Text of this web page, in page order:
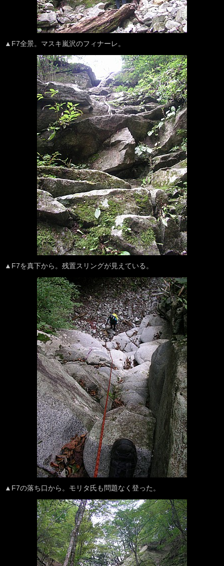
▲F7全景。マスキ嵐沢のフィナーレ。
▲F7を真下から。残置スリングが見えている。
▲F7の落ち口から。モリタ氏も問題なく登った。